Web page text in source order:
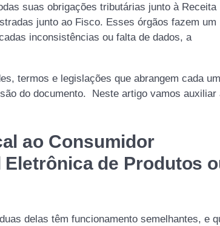
suas obrigações tributárias junto à Receita
junto ao Fisco. Esses órgãos fazem um
inconsistências ou falta de dados, a
termos e legislações que abrangem cada
do documento. Neste artigo vamos auxiliar
ao Consumidor
Eletrônica de Produtos
delas têm funcionamento semelhantes, e